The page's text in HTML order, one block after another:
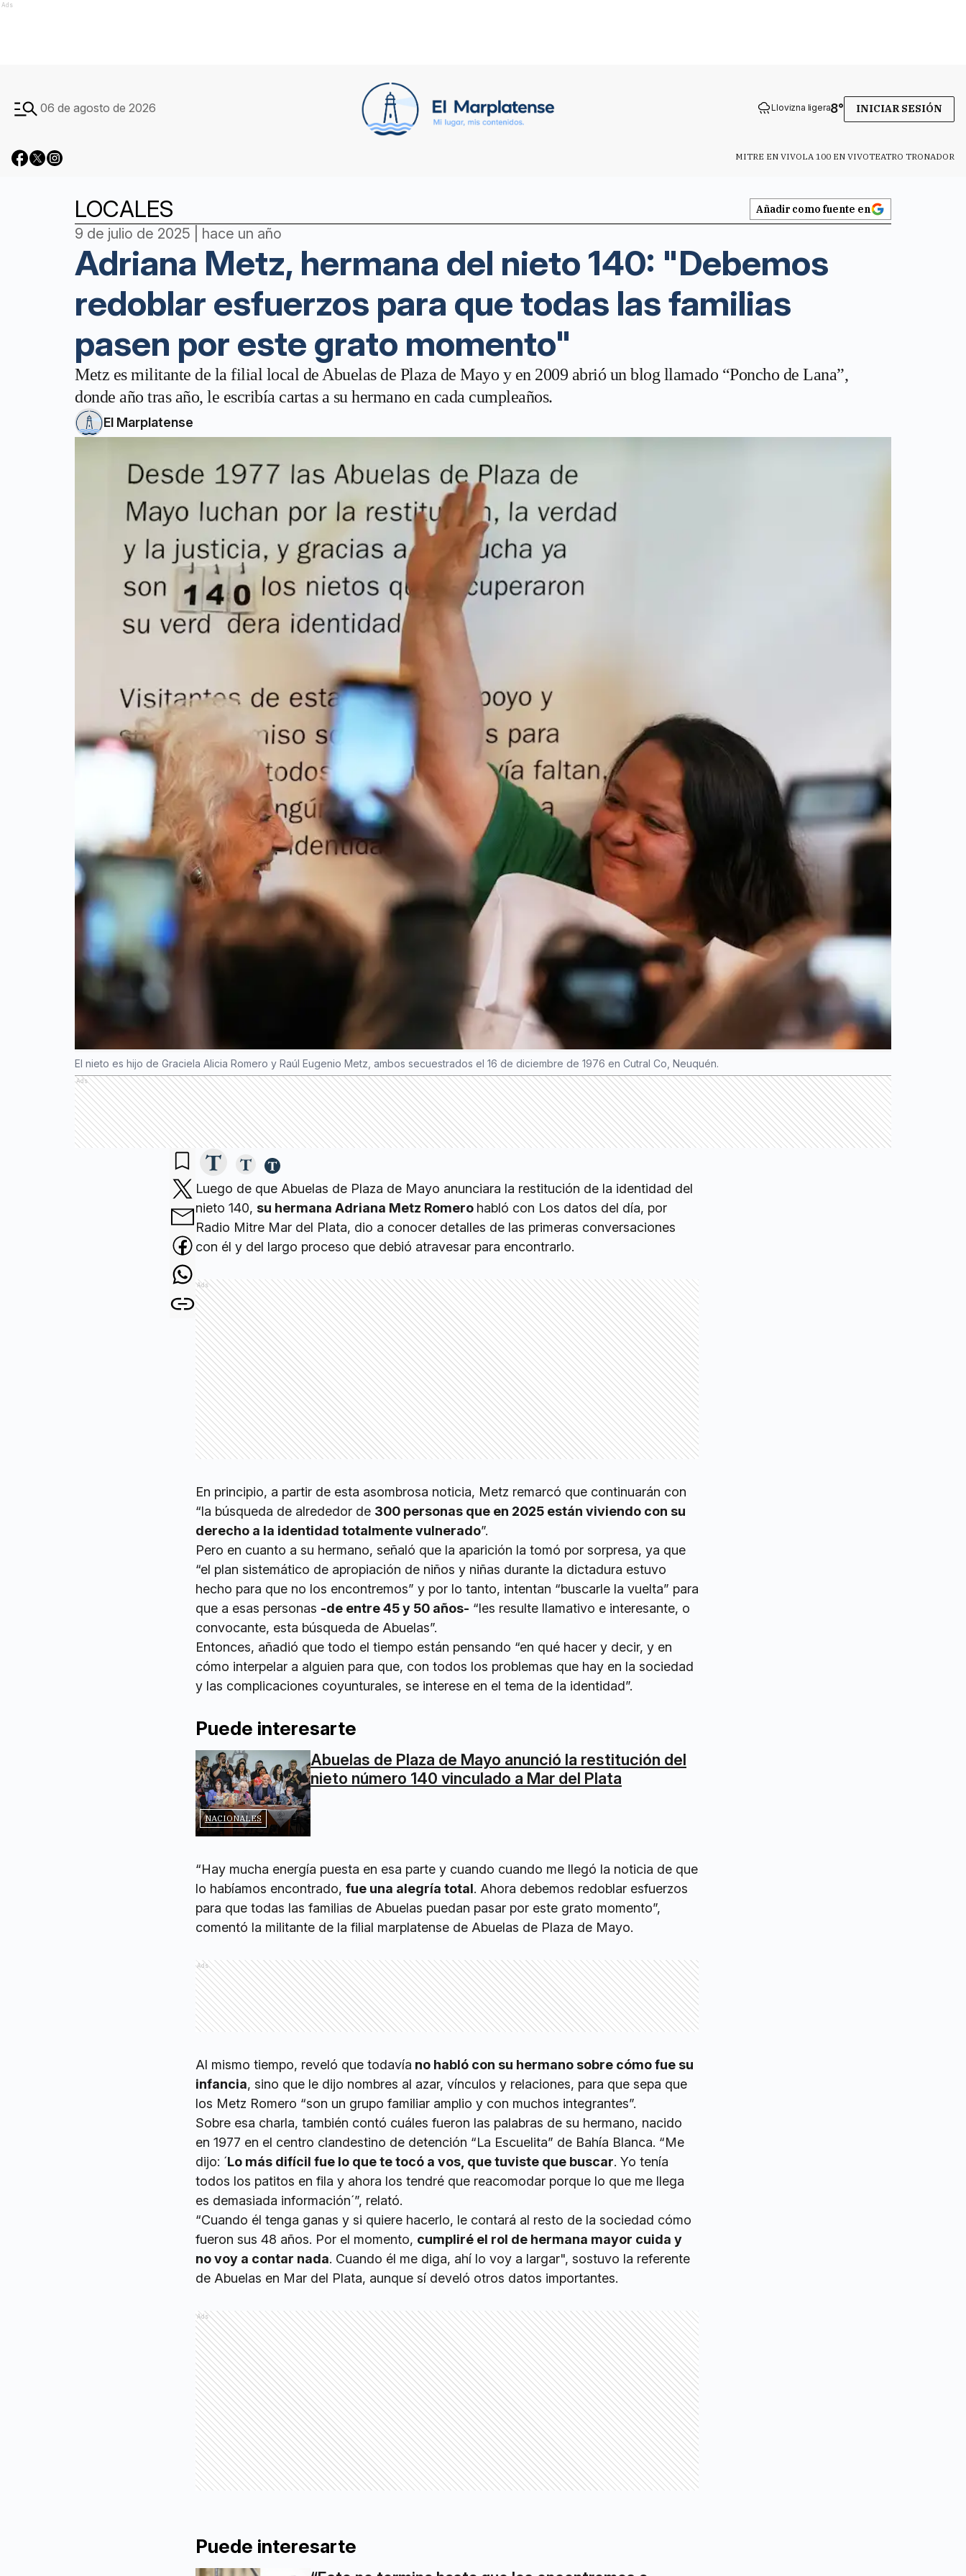
Ads
06 de agosto de 2026 Llovizna ligera8° INICIAR SESIÓN
MITRE EN VIVOLA 100 EN VIVOTEATRO TRONADOR
LOCALES Añadir como fuente en
9 de julio de 2025 | hace un año
Adriana Metz, hermana del nieto 140: "Debemos
redoblar esfuerzos para que todas las familias
pasen por este grato momento"
Metz es militante de la filial local de Abuelas de Plaza de Mayo y en 2009 abrió un blog llamado “Poncho de Lana”,
donde año tras año, le escribía cartas a su hermano en cada cumpleaños.
El Marplatense
El nieto es hijo de Graciela Alicia Romero y Raúl Eugenio Metz, ambos secuestrados el 16 de diciembre de 1976 en Cutral Co, Neuquén.
Ads
Luego de que Abuelas de Plaza de Mayo anunciara la restitución de la identidad del
nieto 140, su hermana Adriana Metz Romero habló con Los datos del día, por
Radio Mitre Mar del Plata, dio a conocer detalles de las primeras conversaciones
con él y del largo proceso que debió atravesar para encontrarlo.
Ads
En principio, a partir de esta asombrosa noticia, Metz remarcó que continuarán con
“la búsqueda de alrededor de 300 personas que en 2025 están viviendo con su
derecho a la identidad totalmente vulnerado”.
Pero en cuanto a su hermano, señaló que la aparición la tomó por sorpresa, ya que
“el plan sistemático de apropiación de niños y niñas durante la dictadura estuvo
hecho para que no los encontremos” y por lo tanto, intentan “buscarle la vuelta” para
que a esas personas -de entre 45 y 50 años- “les resulte llamativo e interesante, o
convocante, esta búsqueda de Abuelas”.
Entonces, añadió que todo el tiempo están pensando “en qué hacer y decir, y en
cómo interpelar a alguien para que, con todos los problemas que hay en la sociedad
y las complicaciones coyunturales, se interese en el tema de la identidad”.
Puede interesarte
NACIONALES
Abuelas de Plaza de Mayo anunció la restitución del
nieto número 140 vinculado a Mar del Plata
“Hay mucha energía puesta en esa parte y cuando cuando me llegó la noticia de que
lo habíamos encontrado, fue una alegría total. Ahora debemos redoblar esfuerzos
para que todas las familias de Abuelas puedan pasar por este grato momento”,
comentó la militante de la filial marplatense de Abuelas de Plaza de Mayo.
Ads
Al mismo tiempo, reveló que todavía no habló con su hermano sobre cómo fue su
infancia, sino que le dijo nombres al azar, vínculos y relaciones, para que sepa que
los Metz Romero “son un grupo familiar amplio y con muchos integrantes”.
Sobre esa charla, también contó cuáles fueron las palabras de su hermano, nacido
en 1977 en el centro clandestino de detención “La Escuelita” de Bahía Blanca. “Me
dijo: ´Lo más difícil fue lo que te tocó a vos, que tuviste que buscar. Yo tenía
todos los patitos en fila y ahora los tendré que reacomodar porque lo que me llega
es demasiada información´”, relató.
“Cuando él tenga ganas y si quiere hacerlo, le contará al resto de la sociedad cómo
fueron sus 48 años. Por el momento, cumpliré el rol de hermana mayor cuida y
no voy a contar nada. Cuando él me diga, ahí lo voy a largar", sostuvo la referente
de Abuelas en Mar del Plata, aunque sí develó otros datos importantes.
Ads
Puede interesarte